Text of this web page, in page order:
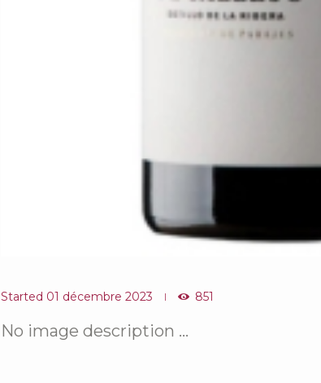
Started 01 décembre 2023 851
No image description ...